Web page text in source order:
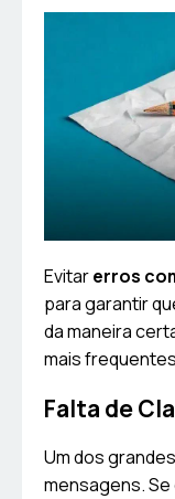
Evitarerros
para garantir
da maneira
mais
Falta de
Um dos
mensagens.